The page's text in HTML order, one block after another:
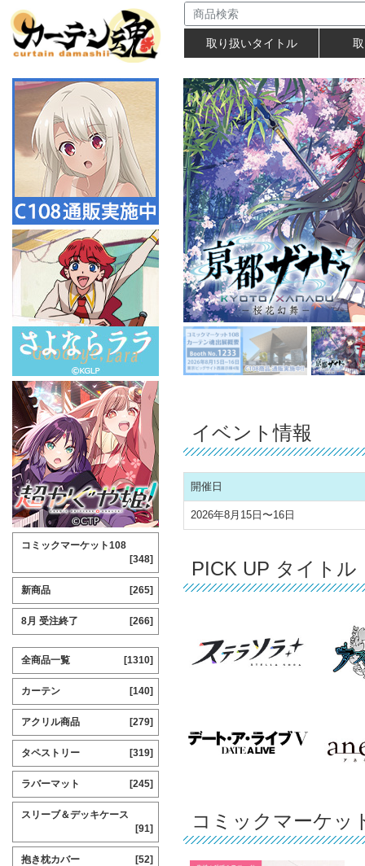
取り扱いタイトル
イベント情報
開催日
2026年8月15日〜16日
PICK UP タイトル
コミックマーケッ
コミックマーケット108
[348]
新商品 [265]
8月 受注終了 [266]
全商品一覧 [1310]
カーテン [140]
アクリル商品 [279]
タペストリー [319]
ラバーマット [245]
スリーブ＆デッキケース
[91]
抱き枕カバー [52]